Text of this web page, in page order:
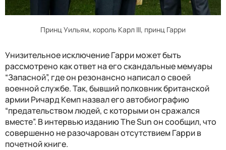
Принц Уильям, король Карл III, принц Гарри
Унизительное исключение Гарри может быть
рассмотрено как ответ на его скандальные мемуары
“Запасной”, где он резонансно написал о своей
военной службе. Так, бывший полковник британской
армии Ричард Кемп назвал его автобиографию
“предательством людей, с которыми он сражался
вместе”. В интервью изданию The Sun он сообщил, что
совершенно не разочарован отсутствием Гарри в
почетной книге.